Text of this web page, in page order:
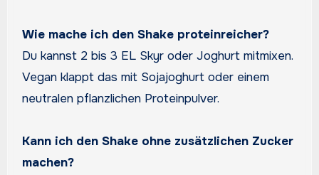
Wie mache ich den Shake proteinreicher?
Du kannst 2 bis 3 EL Skyr oder Joghurt mitmixen.
Vegan klappt das mit Sojajoghurt oder einem
neutralen pflanzlichen Proteinpulver.
Kann ich den Shake ohne zusätzlichen Zucker
machen?